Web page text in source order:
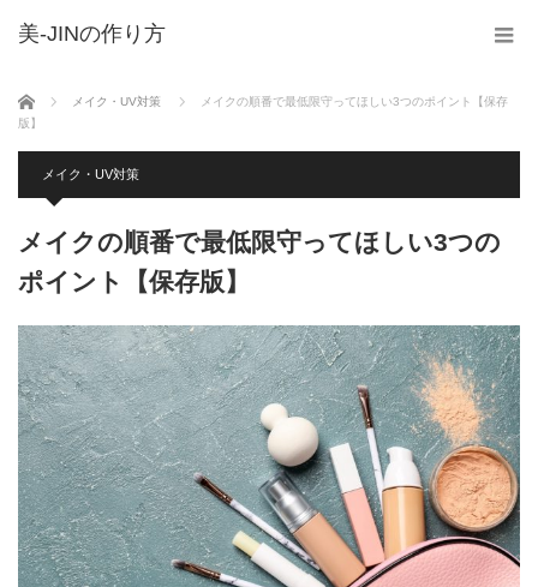
美-JINの作り方
ホーム メイク・UV対策
メイクの順番で最低限守ってほしい3つのポイント【保存
版】
メイク・UV対策
メイクの順番で最低限守ってほしい3つの
ポイント【保存版】